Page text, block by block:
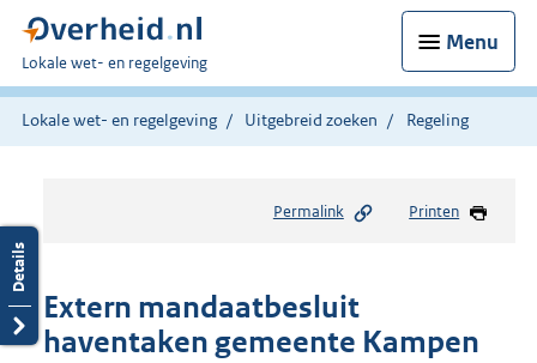
Menu
U
bent
hier:
Lokale wet- en regelgeving
Lokale wet- en regelgeving Uitgebreid zoeken Regeling
Permalink Printen
Extern mandaatbesluit
haventaken gemeente Kampen